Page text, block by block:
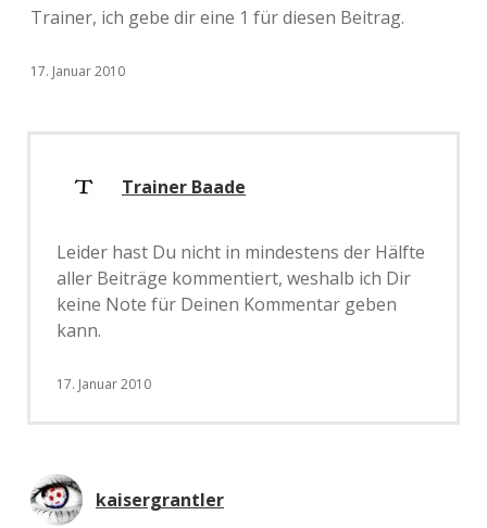
Trainer, ich gebe dir eine 1 für diesen Beitrag.
17. Januar 2010
Trainer Baade
Leider hast Du nicht in mindestens der Hälfte
aller Beiträge kommentiert, weshalb ich Dir
keine Note für Deinen Kommentar geben
kann.
17. Januar 2010
kaisergrantler